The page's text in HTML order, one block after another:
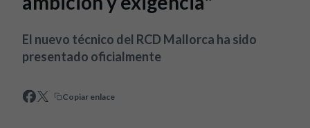
El nuevo técnico del RCD Mallorca ha sido
presentado oficialmente
Copiar enlace